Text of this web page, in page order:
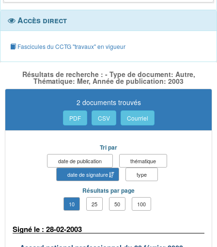
Accès direct
Fascicules du CCTG "travaux" en vigueur
Résultats de recherche : - Type de document: Autre,
Thématique: Mer, Année de publication: 2003
2 documents trouvés
PDF CSV Courriel
Tri par
date de publication
thématique
date de signature
type
Résultats par page
10 25 50 100
Signé le : 28-02-2003